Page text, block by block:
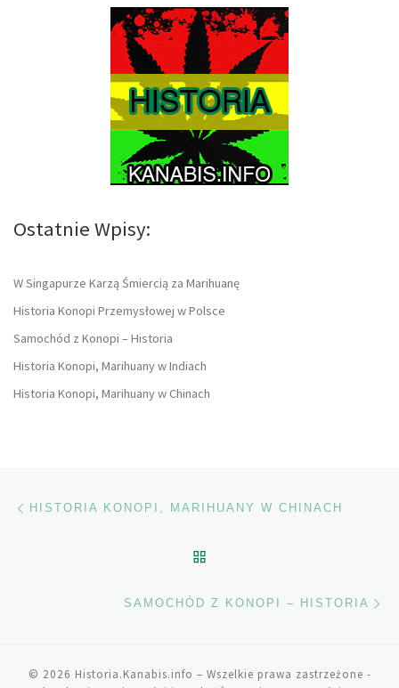
Ostatnie Wpisy:
W Singapurze Karzą Śmiercią za Marihuanę
Historia Konopi Przemysłowej w Polsce
Samochód z Konopi – Historia
Historia Konopi, Marihuany w Indiach
Historia Konopi, Marihuany w Chinach
Nawigacja wpisu
HISTORIA KONOPI, MARIHUANY W CHINACH
SAMOCHÓD Z KONOPI – HISTORIA
© 2026 Historia.Kanabis.info – Wszelkie prawa zastrzeżone -